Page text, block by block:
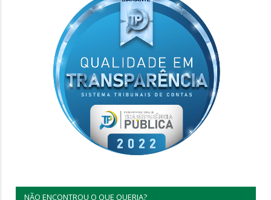
NÃO ENCONTROU O QUE QUERIA?